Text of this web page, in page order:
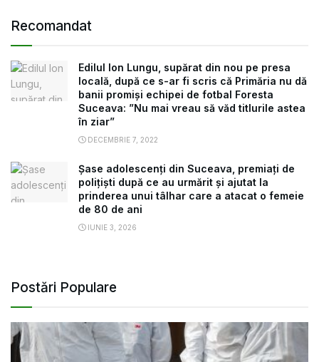
Recomandat
Edilul Ion Lungu, supărat din nou pe presa
locală, după ce s-ar fi scris că Primăria nu dă
banii promiși echipei de fotbal Foresta
Suceava: ”Nu mai vreau să văd titlurile astea
în ziar”
DECEMBRIE 7, 2022
Șase adolescenți din Suceava, premiați de
polițiști după ce au urmărit și ajutat la
prinderea unui tâlhar care a atacat o femeie
de 80 de ani
IUNIE 3, 2026
Postări Populare